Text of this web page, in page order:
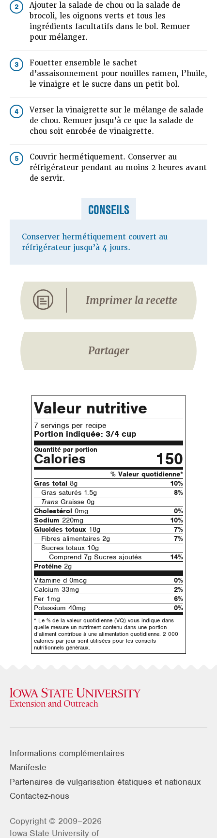
2
Ajouter la salade de chou ou la salade de
brocoli, les oignons verts et tous les
ingrédients facultatifs dans le bol. Remuer
pour mélanger.
3
Fouetter ensemble le sachet
d’assaisonnement pour nouilles ramen, l’huile,
le vinaigre et le sucre dans un petit bol.
4
Verser la vinaigrette sur le mélange de salade
de chou. Remuer jusqu’à ce que la salade de
chou soit enrobée de vinaigrette.
5
Couvrir hermétiquement. Conserver au
réfrigérateur pendant au moins 2 heures avant
de servir.
CONSEILS
Conserver hermétiquement couvert au
réfrigérateur jusqu’à 4 jours.
Imprimer la recette
Partager
Valeur nutritive
7 servings per recipe
Portion indiquée: 3/4 cup
Quantité par portion
Calories 150
% Valeur quotidienne*
Gras total 8g
10%
Gras saturés 1.5g
8%
Trans Graisse 0g
Cholestérol 0mg
0%
Sodium 220mg
10%
Glucides totaux 18g
7%
Fibres alimentaires 2g
7%
Sucres totaux 10g
Comprend 7g Sucres ajoutés
14%
Protéine 2g
Vitamine d 0mcg
0%
Calcium 33mg
2%
Fer 1mg
6%
Potassium 40mg
0%
* Le % de la valeur quotidienne (VQ) vous indique dans
quelle mesure un nutriment contenu dans une portion
d’aliment contribue à une alimentation quotidienne. 2 000
calories par jour sont utilisées pour les conseils
nutritionnels généraux.
Informations complémentaires
Manifeste
Partenaires de vulgarisation étatiques et nationaux
Contactez-nous
Copyright © 2009–2026
Iowa State University of